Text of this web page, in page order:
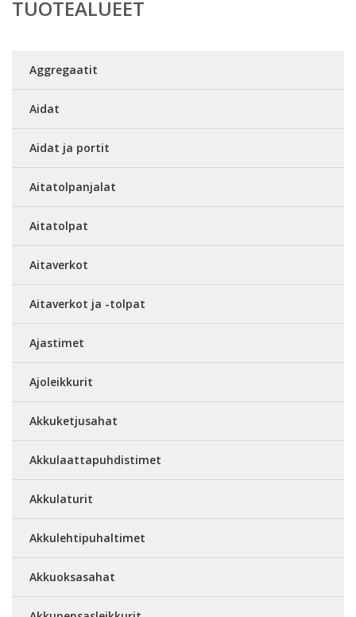
TUOTEALUEET
Aggregaatit
Aidat
Aidat ja portit
Aitatolpanjalat
Aitatolpat
Aitaverkot
Aitaverkot ja -tolpat
Ajastimet
Ajoleikkurit
Akkuketjusahat
Akkulaattapuhdistimet
Akkulaturit
Akkulehtipuhaltimet
Akkuoksasahat